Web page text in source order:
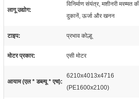
लागू उद्योग:
विनिर्माण संयंत्र, मशीनरी मरम्मत
दुकानें, ऊर्जा और खनन
टाइप: प्रभाव कोल्हू
मोटर प्रकार: एसी मोटर
आयाम (एल * डब्ल्यू * एच):
6210x4013x4716
(PE1600x2100)